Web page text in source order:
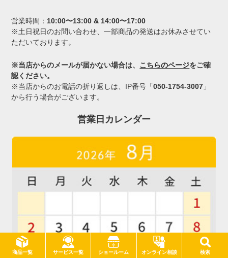
商品一覧 サービス一覧 ショールーム オンライン相談 検索
営業時間： 10:00〜13:00 & 14:00〜17:00
※土日祝日のお問い合わせ、一部商品の発送はお休みさせてい
ただいております。
※当店からのメールが届かない場合は、 こちらのページをご確
認ください。
※当店からのお電話の折り返しは、IP番号「050-1754-3007 」
から行う場合がございます。
営業日カレンダー